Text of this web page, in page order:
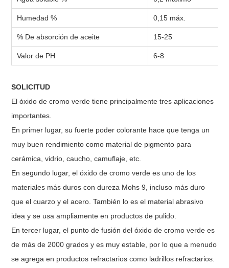
Humedad % 0,15 máx.
% De absorción de aceite 15-25
Valor de PH 6-8
SOLICITUD
El óxido de cromo verde tiene principalmente tres aplicaciones
importantes.
En primer lugar, su fuerte poder colorante hace que tenga un
muy buen rendimiento como material de pigmento para
cerámica, vidrio, caucho, camuflaje, etc.
En segundo lugar, el óxido de cromo verde es uno de los
materiales más duros con dureza Mohs 9, incluso más duro
que el cuarzo y el acero. También lo es el material abrasivo
idea y se usa ampliamente en productos de pulido.
En tercer lugar, el punto de fusión del óxido de cromo verde es
de más de 2000 grados y es muy estable, por lo que a menudo
se agrega en productos refractarios como ladrillos refractarios.